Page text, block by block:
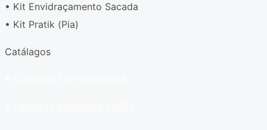
• Kit Envidraçamento Sacada
• Kit Pratik (Pia)
Catálagos